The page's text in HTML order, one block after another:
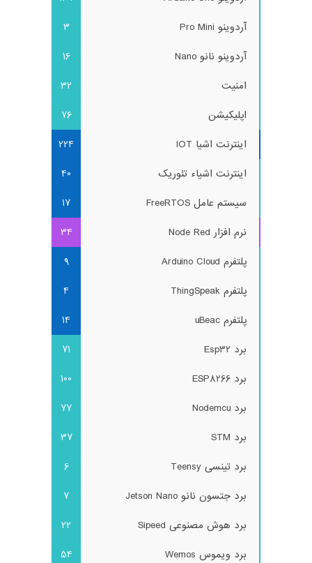
آردوینو Pro Mini
3
آردوینو نانو Nano
16
امنیت
32
اپلیکیشن
76
اینترنت اشیا IOT
224
اینترنت اشیاء تئوریک
40
سیستم عامل FreeRTOS
17
نرم افزار Node Red
34
پلتفرم Arduino Cloud
9
پلتفرم ThingSpeak
4
پلتفرم uBeac
14
برد Esp32
71
برد ESP8266
100
برد Nodemcu
77
برد STM
37
برد تینسی Teensy
6
برد جتسون نانو Jetson Nano
7
برد هوش مصنوعی Sipeed
22
برد ویموس Wemos
54